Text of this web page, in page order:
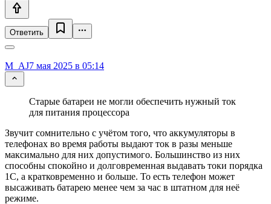
Ответить
M_AJ7 мая 2025 в 05:14
Старые батареи не могли обеспечить нужный ток
для питания процессора
Звучит сомнительно с учётом того, что аккумуляторы в
телефонах во время работы выдают ток в разы меньше
максимально для них допустимого. Большинство из них
способны спокойно и долговременная выдавать токи порядка
1С, а кратковременно и больше. То есть телефон может
высаживать батарею менее чем за час в штатном для неё
режиме.